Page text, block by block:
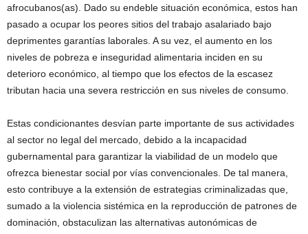
afrocubanos(as). Dado su endeble situación económica, estos han
pasado a ocupar los peores sitios del trabajo asalariado bajo
deprimentes garantías laborales. A su vez, el aumento en los
niveles de pobreza e inseguridad alimentaria inciden en su
deterioro económico, al tiempo que los efectos de la escasez
tributan hacia una severa restricción en sus niveles de consumo.
Estas condicionantes desvían parte importante de sus actividades
al sector no legal del mercado, debido a la incapacidad
gubernamental para garantizar la viabilidad de un modelo que
ofrezca bienestar social por vías convencionales. De tal manera,
esto contribuye a la extensión de estrategias criminalizadas que,
sumado a la violencia sistémica en la reproducción de patrones de
dominación, obstaculizan las alternativas autonómicas de